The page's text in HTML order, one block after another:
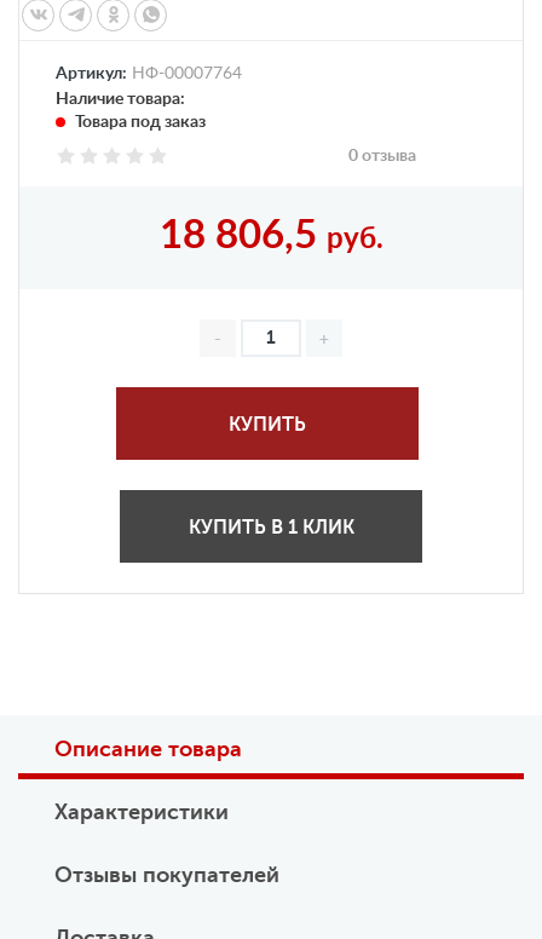
Артикул: НФ-00007764
Наличие товара:
Товара под заказ
0 отзыва
18 806,5 руб.
КУПИТЬ
КУПИТЬ В 1 КЛИК
Описание товара
Характеристики
Отзывы покупателей